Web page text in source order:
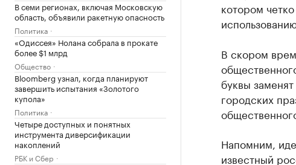
В семи регионах, включая Московскую
область, объявили ракетную опасность
Политика
«Одиссея» Нолана собрала в прокате
более $1 млрд
Общество
Bloomberg узнал, когда планируют
завершить испытания «Золотого
купола»
Политика
Четыре доступных и понятных
инструмента диверсификации
накоплений
РБК и Сбер
котором
В скором
буквы
городских
Напомним,
известный